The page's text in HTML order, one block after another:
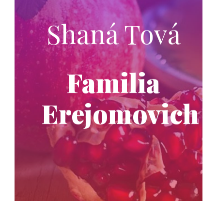
Shaná Tová
Familia
Erejomovich